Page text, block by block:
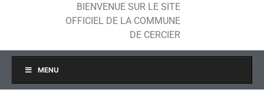
BIENVENUE SUR LE SITE
OFFICIEL DE LA COMMUNE
DE CERCIER
MENU